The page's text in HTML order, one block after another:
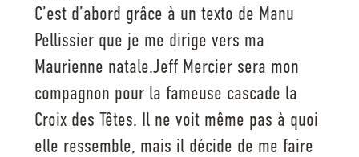
C’est d’abord grâce à un texto de Manu
Pellissier que je me dirige vers ma
Maurienne natale.Jeff Mercier sera mon
compagnon pour la fameuse cascade la
Croix des Têtes. Il ne voit même pas à quoi
elle ressemble, mais il décide de me faire